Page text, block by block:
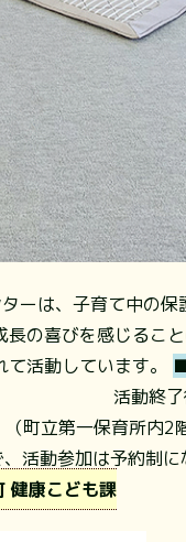
ーは、子育て中の保
の喜びを感じるこ
活動しています。
活動終了後
立第一保育所内2
参加は予約制にな
健康こども課